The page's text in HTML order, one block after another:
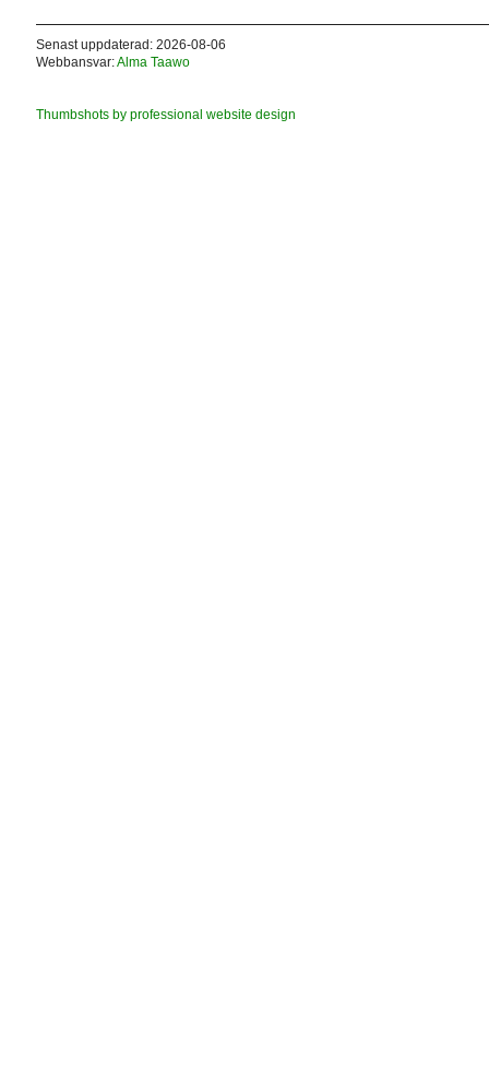
Senast uppdaterad: 2026-08-06
Webbansvar:Alma Taawo
Thumbshots by professional website design